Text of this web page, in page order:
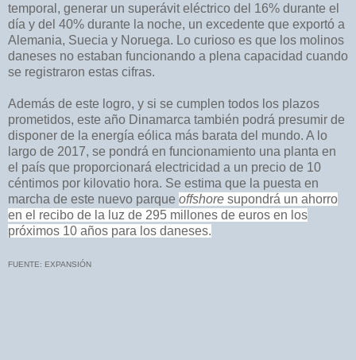
temporal, generar un superávit eléctrico del 16% durante el
día y del 40% durante la noche, un excedente que exportó a
Alemania, Suecia y Noruega. Lo curioso es que los molinos
daneses no estaban funcionando a plena capacidad cuando
se registraron estas cifras.
Además de este logro, y si se cumplen todos los plazos
prometidos, este año Dinamarca también podrá presumir de
disponer de la energía eólica más barata del mundo. A lo
largo de 2017, se pondrá en funcionamiento una planta en
el país que proporcionará electricidad a un precio de 10
céntimos por kilovatio hora. Se estima que la puesta en
marcha de este nuevo parque offshore supondrá un ahorro
en el recibo de la luz de 295 millones de euros en los
próximos 10 años para los daneses.
FUENTE: EXPANSIÓN